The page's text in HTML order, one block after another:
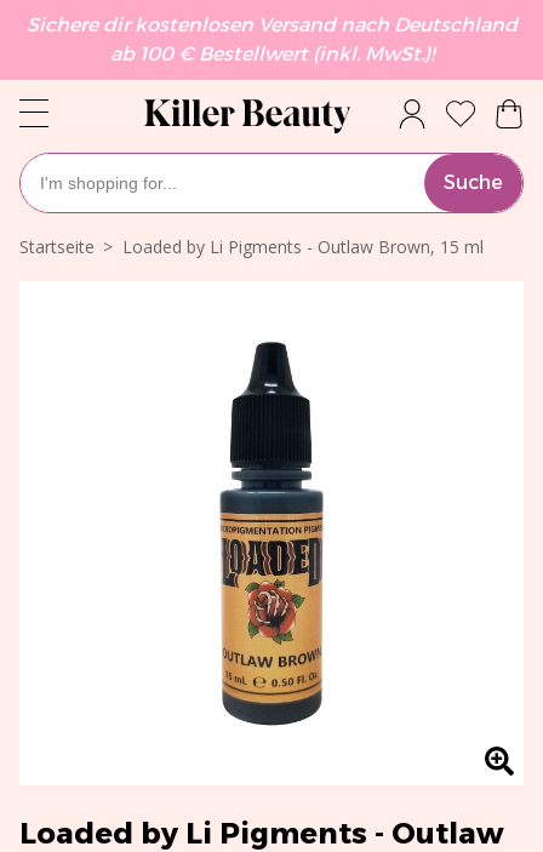
Sichere dir kostenlosen Versand nach Deutschland
ab 100 € Bestellwert (inkl. MwSt.)!
Suche
Startseite Loaded by Li Pigments - Outlaw Brown, 15 ml
Loaded by Li Pigments - Outlaw